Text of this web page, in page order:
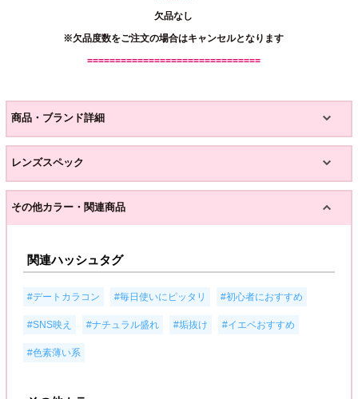
欠品なし
※欠品度数をご注文の場合はキャンセルとなります
===============================
商品・ブランド詳細
レンズスペック
その他カラー・関連商品
関連ハッシュタグ
#デートカラコン #毎日使いにピッタリ #初心者におすすめ
#SNS映え #ナチュラル盛れ #垢抜け #イエベおすすめ
#色素薄い系